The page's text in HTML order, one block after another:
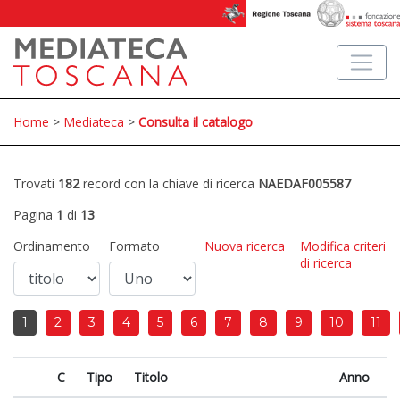
Home > Mediateca > Consulta il catalogo
Trovati 182record con la chiave di ricerca NAEDAF005587
Pagina 1 di 13
Ordinamento
Formato Nuova ricerca
Modifica criteri
di ricerca
1 2 3 4 5 6 7 8 9 10 11
C Tipo Titolo Anno